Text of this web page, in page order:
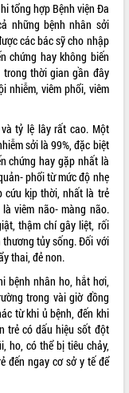
tổng hợp Bệnh viện Đa
những bệnh nhân sởi
các bác sỹ cho nhập
chứng hay không biến
trong thời gian gần đây
nhiễm, viêm phổi, viêm
tỷ lệ lây rất cao. Một
sởi là 99%, đặc biệt
chứng hay gặp nhất là
phổi từ mức độ nhẹ
cứu kịp thời, nhất là trẻ
viêm não- màng não.
thậm chí gây liệt, rối
tủy sống. Đối với
thai, đẻ non.
bệnh nhân ho, hắt hơi,
trong vài giờ đồng
từ khi ủ bệnh, đến khi
trẻ có dấu hiệu sốt đột
ho, có thể bị tiêu chảy,
đến ngay cơ sở y tế để